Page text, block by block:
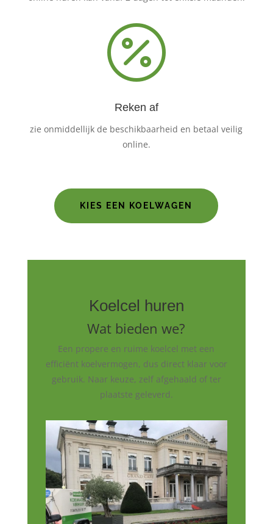

Reken af
zie onmiddellijk de beschikbaarheid en betaal veilig
online.
KIES EEN KOELWAGEN
Koelcel huren
Wat bieden we?
Een propere en ruime koelcel met een
efficiënt koelvermogen, dus direct klaar voor
gebruik. Naar keuze, zelf afgehaald of ter
plaatste geleverd.